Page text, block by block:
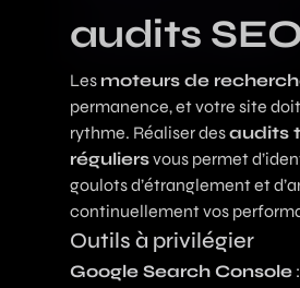
audits
Les moteurs de
permanence, et votre site
rythme. Réaliser desaudits
réguliersvous permet
goulots d’étranglement et
continuellement vos
Outils à privilégier
Google Search Console